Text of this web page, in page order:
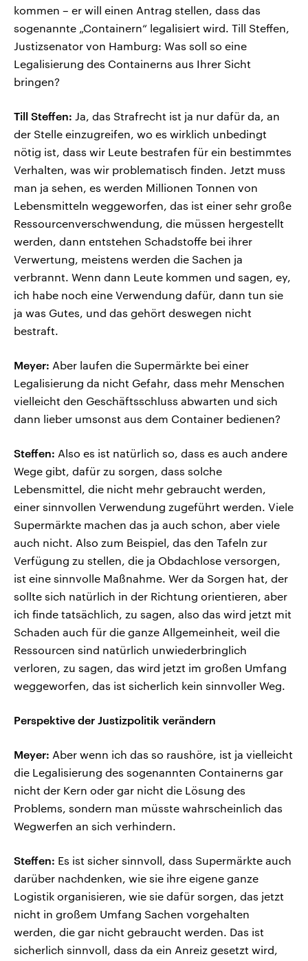
kommen – er will einen Antrag stellen, dass das
sogenannte „Containern“ legalisiert wird. Till Steffen,
Justizsenator von Hamburg: Was soll so eine
Legalisierung des Containerns aus Ihrer Sicht
bringen?
Till Steffen: Ja, das Strafrecht ist ja nur dafür da, an
der Stelle einzugreifen, wo es wirklich unbedingt
nötig ist, dass wir Leute bestrafen für ein bestimmtes
Verhalten, was wir problematisch finden. Jetzt muss
man ja sehen, es werden Millionen Tonnen von
Lebensmitteln weggeworfen, das ist einer sehr große
Ressourcenverschwendung, die müssen hergestellt
werden, dann entstehen Schadstoffe bei ihrer
Verwertung, meistens werden die Sachen ja
verbrannt. Wenn dann Leute kommen und sagen, ey,
ich habe noch eine Verwendung dafür, dann tun sie
ja was Gutes, und das gehört deswegen nicht
bestraft.
Meyer: Aber laufen die Supermärkte bei einer
Legalisierung da nicht Gefahr, dass mehr Menschen
vielleicht den Geschäftsschluss abwarten und sich
dann lieber umsonst aus dem Container bedienen?
Steffen: Also es ist natürlich so, dass es auch andere
Wege gibt, dafür zu sorgen, dass solche
Lebensmittel, die nicht mehr gebraucht werden,
einer sinnvollen Verwendung zugeführt werden. Viele
Supermärkte machen das ja auch schon, aber viele
auch nicht. Also zum Beispiel, das den Tafeln zur
Verfügung zu stellen, die ja Obdachlose versorgen,
ist eine sinnvolle Maßnahme. Wer da Sorgen hat, der
sollte sich natürlich in der Richtung orientieren, aber
ich finde tatsächlich, zu sagen, also das wird jetzt mit
Schaden auch für die ganze Allgemeinheit, weil die
Ressourcen sind natürlich unwiederbringlich
verloren, zu sagen, das wird jetzt im großen Umfang
weggeworfen, das ist sicherlich kein sinnvoller Weg.
Perspektive der Justizpolitik verändern
Meyer: Aber wenn ich das so raushöre, ist ja vielleicht
die Legalisierung des sogenannten Containerns gar
nicht der Kern oder gar nicht die Lösung des
Problems, sondern man müsste wahrscheinlich das
Wegwerfen an sich verhindern.
Steffen: Es ist sicher sinnvoll, dass Supermärkte auch
darüber nachdenken, wie sie ihre eigene ganze
Logistik organisieren, wie sie dafür sorgen, das jetzt
nicht in großem Umfang Sachen vorgehalten
werden, die gar nicht gebraucht werden. Das ist
sicherlich sinnvoll, dass da ein Anreiz gesetzt wird,